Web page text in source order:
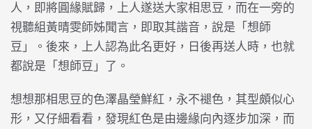
人，即將圓緣賦歸，上人遂送大家相思豆，而在一旁的
視聽組黃晴雯師姊聞言，即取其諧音，說是「想師
豆」。後來，上人認為此名更好，日後再送人時，也就
都說是「想師豆」了。
想想那相思豆的色澤晶瑩鮮紅，永不褪色，其型頗似心
形，又仔細看看，發現紅色是由邊緣向內逐步加深，而